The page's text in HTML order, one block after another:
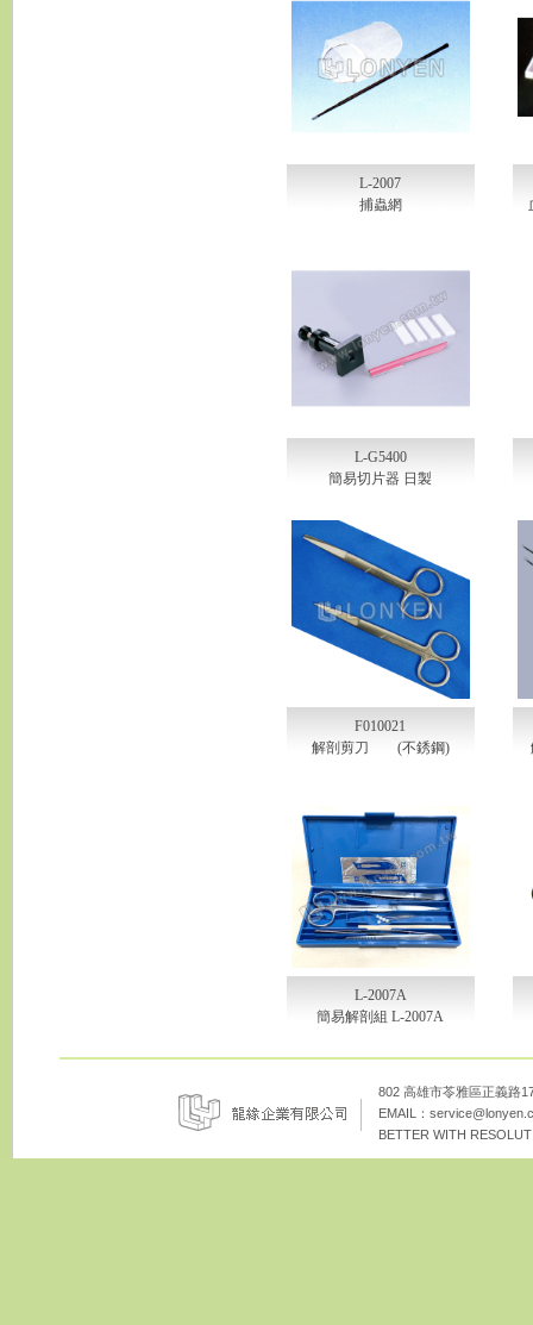
L-2007
捕蟲網
L-G5400
簡易切片器 日製
F010021
解剖剪刀 (不銹鋼)
L-2007A
簡易解剖組 L-2007A
802 高雄市苓雅區正義
EMAIL：
BETTER WITH